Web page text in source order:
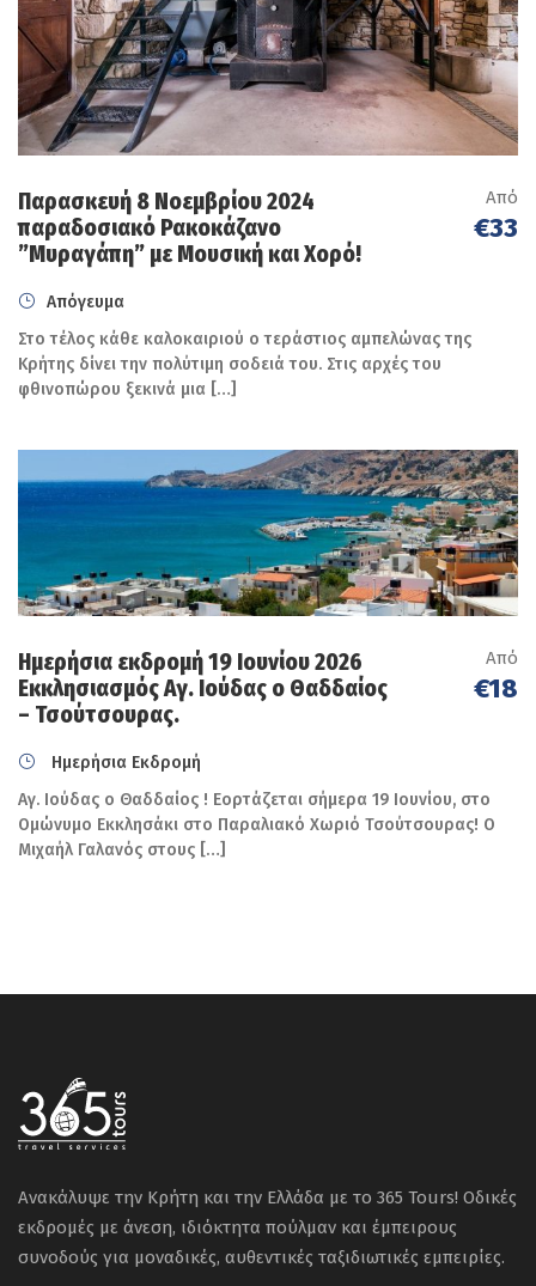
Παρασκευή 8 Νοεμβρίου 2024
παραδοσιακό Ρακοκάζανο
”Μυραγάπη” με Μουσική και Χορό!
Από
€33
Απόγευμα
Στο τέλος κάθε καλοκαιριού ο τεράστιος αμπελώνας της
Κρήτης δίνει την πολύτιμη σοδειά του. Στις αρχές του
φθινοπώρου ξεκινά μια […]
Ημερήσια εκδρομή 19 Ιουνίου 2026
Εκκλησιασμός Αγ. Ιούδας ο Θαδδαίος
– Τσούτσουρας.
Από
€18
Ημερήσια Εκδρομή
Αγ. Ιούδας ο Θαδδαίος ! Εορτάζεται σήμερα 19 Ιουνίου, στο
Ομώνυμο Εκκλησάκι στο Παραλιακό Χωριό Τσούτσουρας! Ο
Μιχαήλ Γαλανός στους […]
Ανακάλυψε την Κρήτη και την Ελλάδα με το 365 Tours! Οδικές
εκδρομές με άνεση, ιδιόκτητα πούλμαν και έμπειρους
συνοδούς για μοναδικές, αυθεντικές ταξιδιωτικές εμπειρίες.